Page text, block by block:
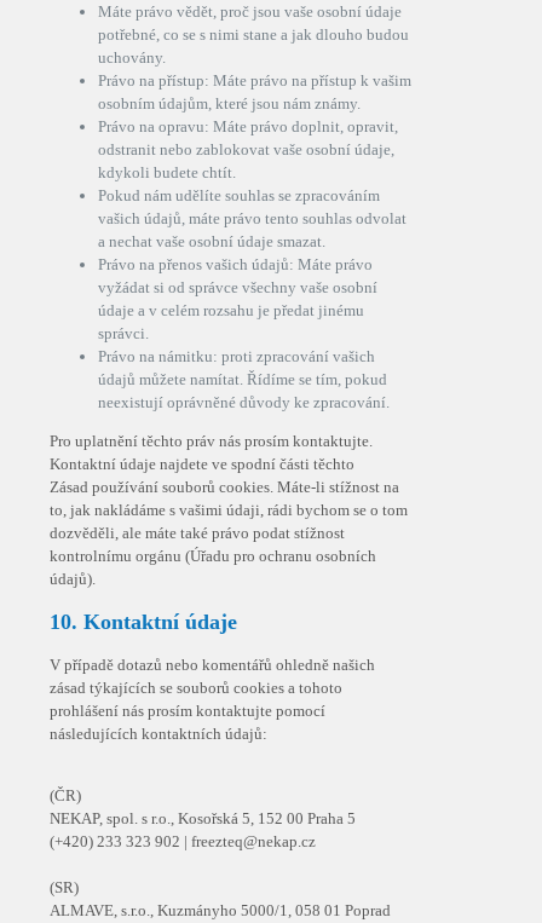
Máte právo vědět, proč jsou vaše osobní údaje
potřebné, co se s nimi stane a jak dlouho budou
uchovány.
Právo na přístup: Máte právo na přístup k vašim
osobním údajům, které jsou nám známy.
Právo na opravu: Máte právo doplnit, opravit,
odstranit nebo zablokovat vaše osobní údaje,
kdykoli budete chtít.
Pokud nám udělíte souhlas se zpracováním
vašich údajů, máte právo tento souhlas odvolat
a nechat vaše osobní údaje smazat.
Právo na přenos vašich údajů: Máte právo
vyžádat si od správce všechny vaše osobní
údaje a v celém rozsahu je předat jinému
správci.
Právo na námitku: proti zpracování vašich
údajů můžete namítat. Řídíme se tím, pokud
neexistují oprávněné důvody ke zpracování.
Pro uplatnění těchto práv nás prosím kontaktujte.
Kontaktní údaje najdete ve spodní části těchto
Zásad používání souborů cookies. Máte-li stížnost na
to, jak nakládáme s vašimi údaji, rádi bychom se o tom
dozvěděli, ale máte také právo podat stížnost
kontrolnímu orgánu (Úřadu pro ochranu osobních
údajů).
10. Kontaktní údaje
V případě dotazů nebo komentářů ohledně našich
zásad týkajících se souborů cookies a tohoto
prohlášení nás prosím kontaktujte pomocí
následujících kontaktních údajů:
(ČR)
NEKAP, spol. s r.o., Kosořská 5, 152 00 Praha 5
(+420) 233 323 902 | freezteq@nekap.cz
(SR)
ALMAVE, s.r.o., Kuzmányho 5000/1, 058 01 Poprad